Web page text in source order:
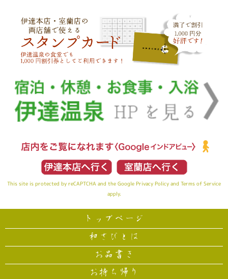
This site is protected by reCAPTCHA and the Google Privacy Policy and Terms of Service
apply.
トップページ
和さびとは
お品書き
お持ち帰り